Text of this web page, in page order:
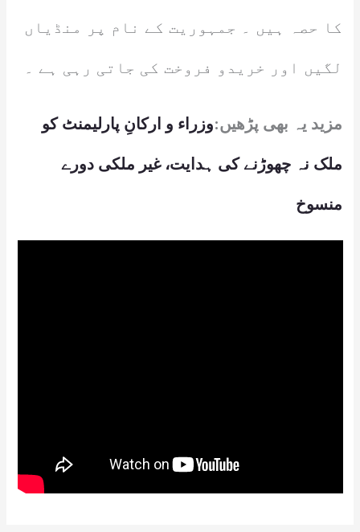
کا حصہ ہیں ۔ جمہوریت کے نام پر منڈیاں
لگیں اور خریدو فروخت کی جاتی رہی ہے ۔
مزید یہ بھی پڑھیں:وزراء و ارکانِ پارلیمنٹ کو
ملک نہ چھوڑنے کی ہدایت، غیر ملکی دورے
منسوخ